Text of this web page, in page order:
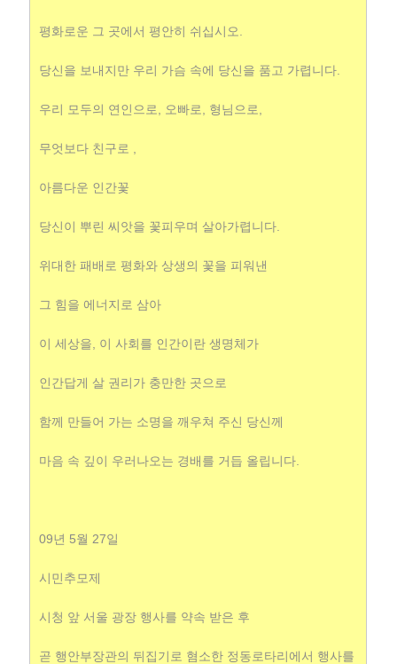
평화로운 그 곳에서 평안히 쉬십시오.
당신을 보내지만 우리 가슴 속에 당신을 품고 가렵니다.
우리 모두의 연인으로, 오빠로, 형님으로,
무엇보다 친구로 ,
아름다운 인간꽃
당신이 뿌린 씨앗을 꽃피우며 살아가렵니다.
위대한 패배로 평화와 상생의 꽃을 피워낸
그 힘을 에너지로 삼아
이 세상을, 이 사회를 인간이란 생명체가
인간답게 살 권리가 충만한 곳으로
함께 만들어 가는 소명을 깨우쳐 주신 당신께
마음 속 깊이 우러나오는 경배를 거듭 올립니다.
09년 5월 27일
시민추모제
시청 앞 서울 광장 행사를 약속 받은 후
곧 행안부장관의 뒤집기로 혐소한 정동로타리에서 행사를